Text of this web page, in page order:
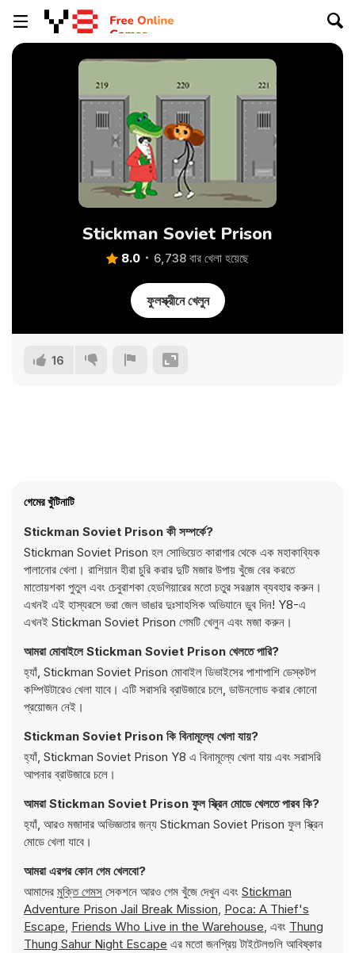
Stickman Soviet Prison
8.0 6,738 বার খেলা হয়েছে
ফুলস্ক্রীনে খেলুন
16
গেমের খুঁটিনাটি
Stickman Soviet Prison কী সম্পর্কে?
Stickman Soviet Prison হল সোভিয়েত কারাগার থেকে এক মহাকাব্যিক
পালানোর খেলা। রাশিয়ান হীরা চুরি করার দুটি মজার উপায় খুঁজে বের করতে
মাতোয়শকা পুতুল এবং চেবুরাশকা হেডগিয়ারের মতো চতুর সরঞ্জাম ব্যবহার করুন।
এখনই এই হাস্যরসে ভরা জেল ভাঙার দুঃসাহসিক অভিযানে ডুব দিন! Y8-এ
এখনই Stickman Soviet Prison গেমটি খেলুন এবং মজা করুন।
আমরা মোবাইলে Stickman Soviet Prison খেলতে পারি?
হ্যাঁ, Stickman Soviet Prison মোবাইল ডিভাইসের পাশাপাশি ডেস্কটপ
কম্পিউটারেও খেলা যাবে। এটি সরাসরি ব্রাউজারে চলে, ডাউনলোড করার কোনো
প্রয়োজন নেই।
Stickman Soviet Prison কি বিনামূল্যে খেলা যায়?
হ্যাঁ, Stickman Soviet Prison Y8 এ বিনামূল্যে খেলা যায় এবং সরাসরি
আপনার ব্রাউজারে চলে।
আমরা Stickman Soviet Prison ফুল স্ক্রিন মোডে খেলতে পারব কি?
হ্যাঁ, আরও মজাদার অভিজ্ঞতার জন্য Stickman Soviet Prison ফুল স্ক্রিন
মোডে খেলা যাবে।
আমরা এরপর কোন গেম খেলবো?
আমাদের মুক্তি গেমস সেকশনে আরও গেম খুঁজে দেখুন এবং Stickman
Adventure Prison Jail Break Mission, Poca: A Thief's
Escape, Friends Who Live in the Warehouse, এবং Thung
Thung Sahur Night Escape এর মতো জনপ্রিয় টাইটেলগুলি আবিষ্কার